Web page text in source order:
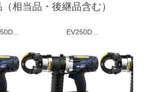
相当品・後継品含む）
EV250D...